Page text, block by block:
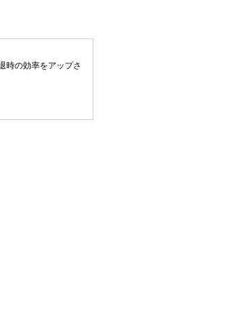
時の効率をアップさ